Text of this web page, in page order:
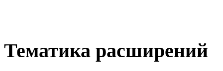
Тематика расширений